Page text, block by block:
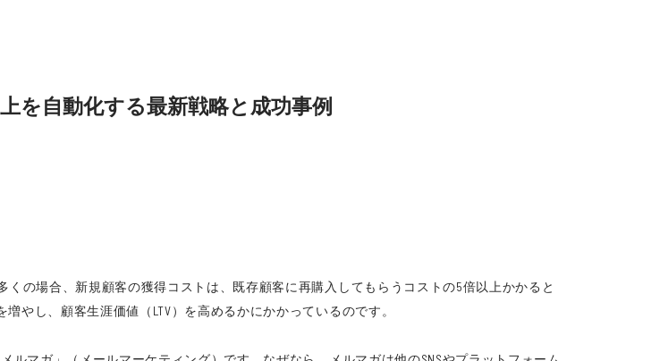
を自動化する最新戦略と成功事例
の場合、新規顧客の獲得コストは、既存顧客に再購入してもらうコストの5倍以上かかると
やし、顧客生涯価値（LTV）を高めるかにかかっているのです。